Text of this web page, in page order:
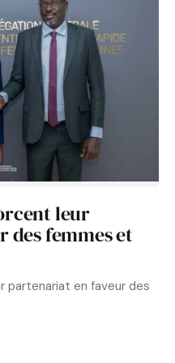
leur
des femmes et
partenariat en faveur des